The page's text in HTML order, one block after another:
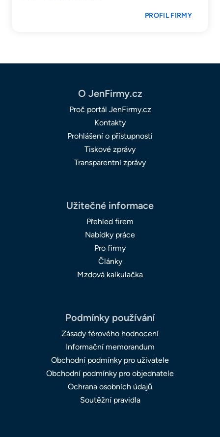
PROFIL FIRMY
O JenFirmy.cz
Proč portál JenFirmy.cz
Kontakty
Prohlášení o přístupnosti
Tiskové zprávy
Transparentní zprávy
Užitečné informace
Přehled firem
Nabídky práce
Pro firmy
Články
Mzdová kalkulačka
Podmínky používání
Zásady férového hodnocení
Informační memorandum
Obchodní podmínky pro uživatele
Obchodní podmínky pro objednatele
Ochrana osobních údajů
Soutěžní pravidla